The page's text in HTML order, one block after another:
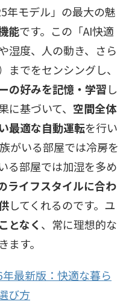
年モデル」の最大の魅
能です。この「AI快適
湿度、人の動き、さら
までをセンシングし、
の好みを記憶・学習し
に基づいて、 空間全体
最適な自動運転を行い
がいる部屋では冷房を
る部屋では加湿を多め
ライフスタイルに合わ
してくれるのです。ユ
となく、常に理想的な
す。
年最新版：快適な暮ら
び方